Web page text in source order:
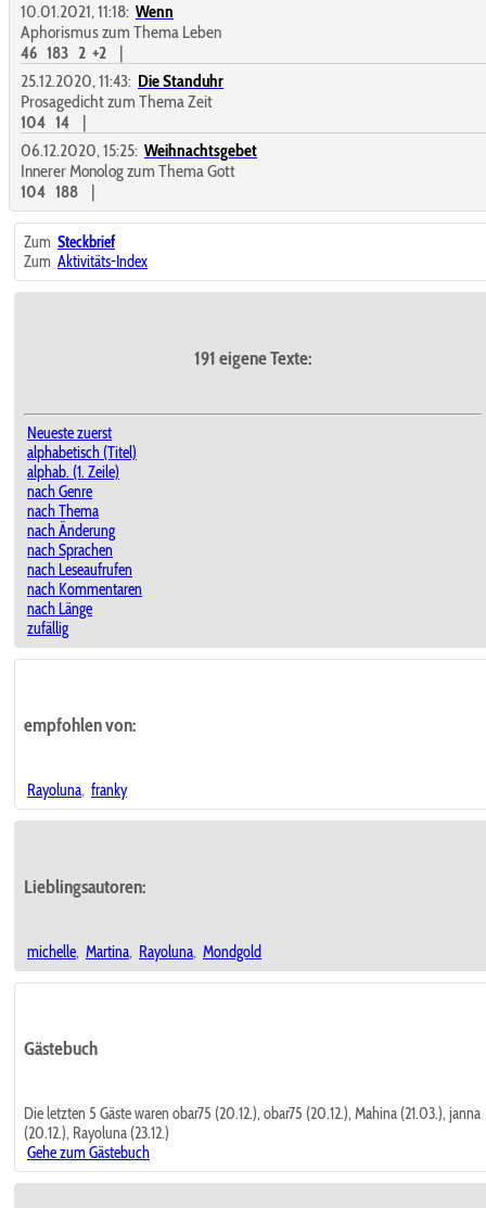
10.01.2021, 11:18: Wenn
Aphorismus zum Thema Leben
46 183 2 +2
|
25.12.2020, 11:43: Die Standuhr
Prosagedicht zum Thema Zeit
104 14
|
06.12.2020, 15:25: Weihnachtsgebet
Innerer Monolog zum Thema Gott
104 188 |
Zum Steckbrief
Zum Aktivitäts-Index
191 eigene Texte:
Neueste zuerst
alphabetisch (Titel)
alphab. (1. Zeile)
nach Genre
nach Thema
nach Änderung
nach Sprachen
nach Leseaufrufen
nach Kommentaren
nach Länge
zufällig
empfohlen von:
Rayoluna, franky
Lieblingsautoren:
michelle, Martina, Rayoluna, Mondgold
Gästebuch
Die letzten 5 Gäste waren obar75 (20.12.), obar75 (20.12.), Mahina (21.03.), janna
(20.12.), Rayoluna (23.12.)
Gehe zum Gästebuch